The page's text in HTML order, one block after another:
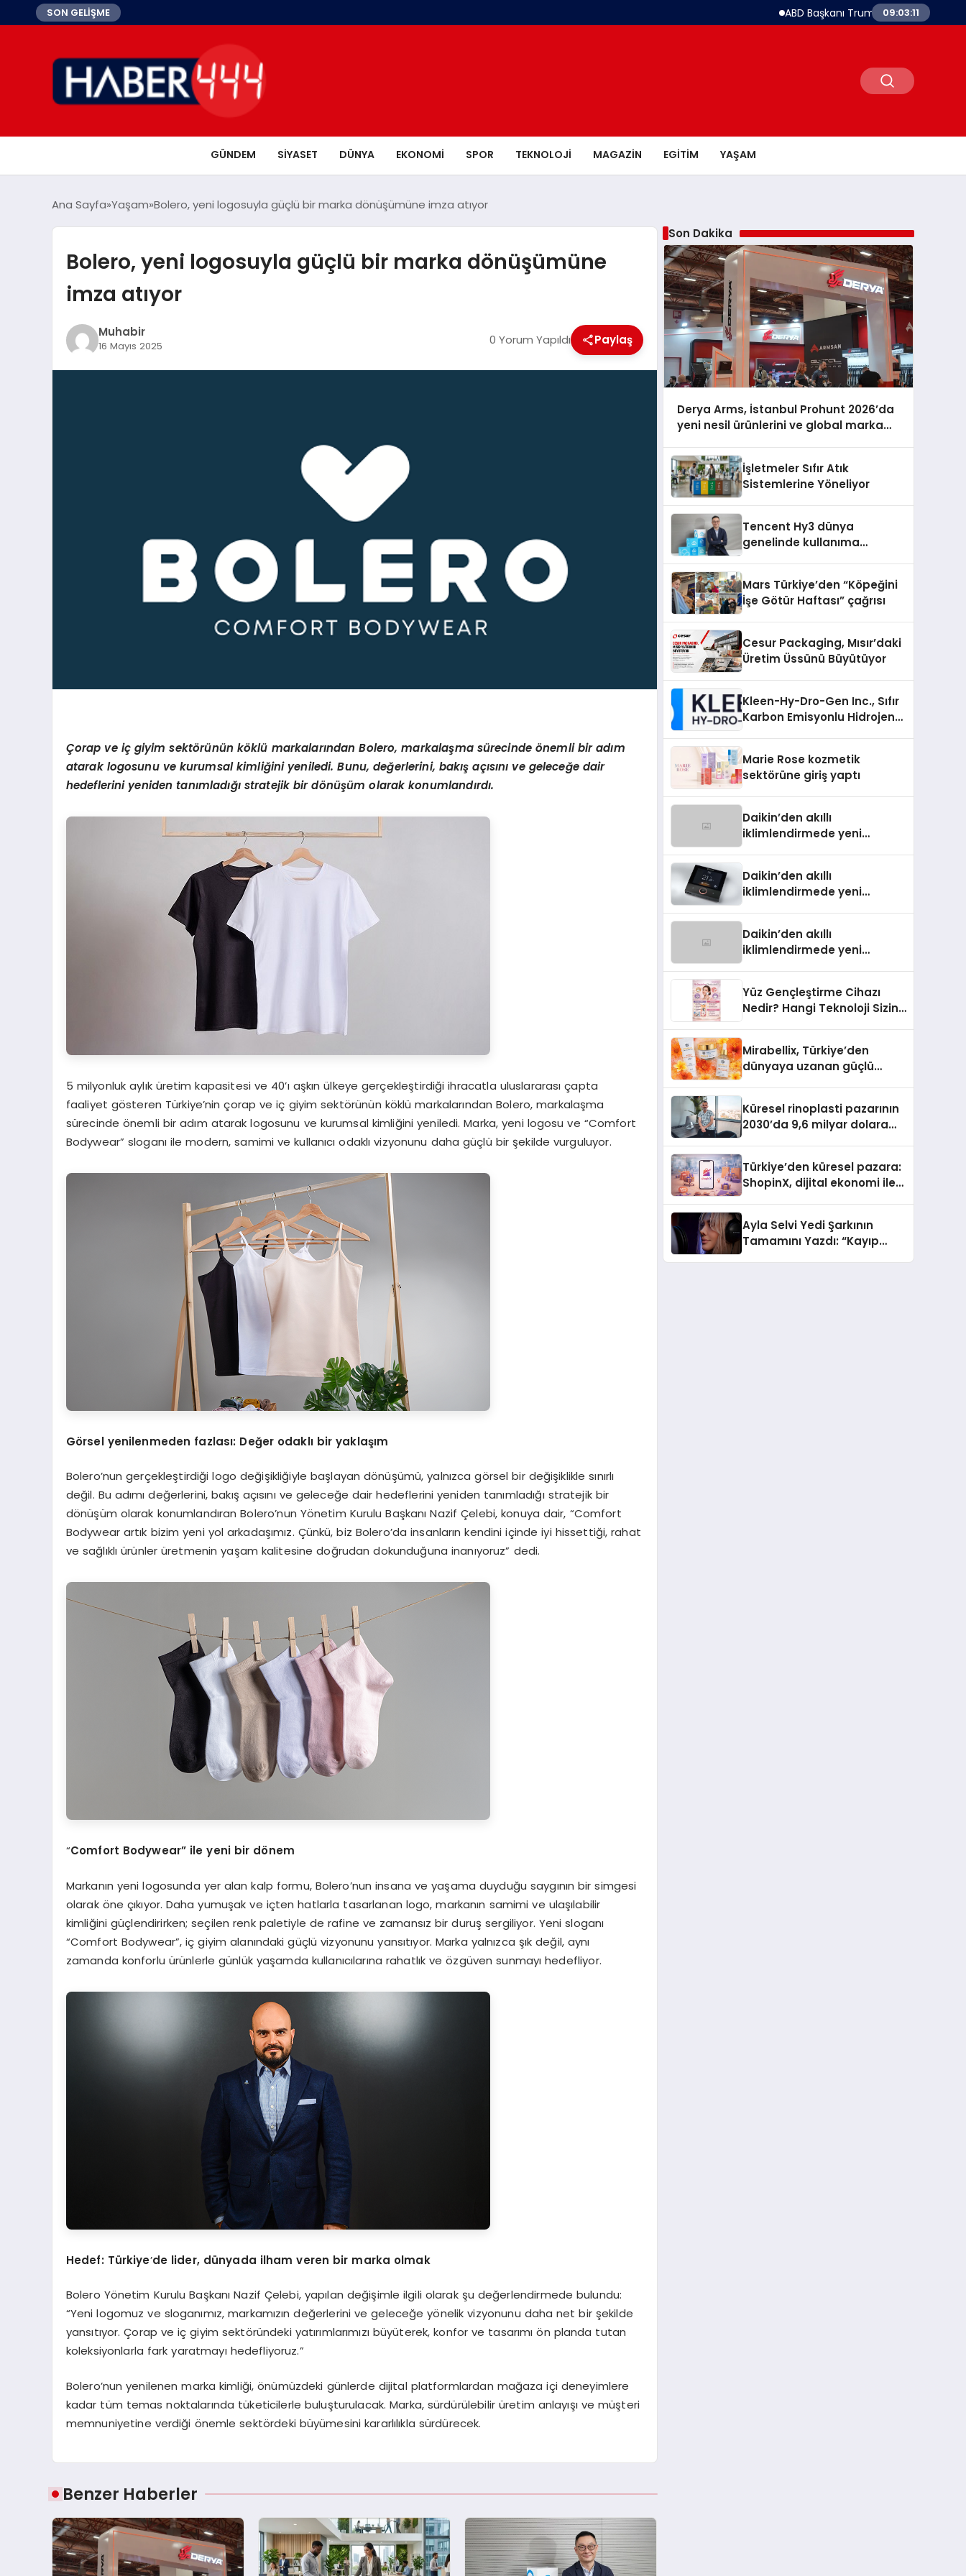
SON GELİŞME ABD Başkanı Trump: İran ile Hürmüz ve
09:03:13
GÜNDEM SIYASET DÜNYA EKONOMI SPOR TEKNOLOJI MAGAZIN EGITIM YAŞAM
Ana Sayfa Yaşam Bolero, yeni logosuyla güçlü bir marka dönüşümüne imza atıyor
Bolero, yeni logosuyla güçlü bir marka dönüşümüne
imza atıyor
Muhabir
16 Mayıs 2025 0 Yorum Yapıldı Paylaş
Çorap ve iç giyim sektörünün köklü markalarından Bolero, markalaşma sürecinde önemli bir adım
atarak logosunu ve kurumsal kimliğini yeniledi. Bunu, değerlerini, bakış açısını ve geleceğe dair
hedeflerini yeniden tanımladığı stratejik bir dönüşüm olarak konumlandırdı.
5 milyonluk aylık üretim kapasitesi ve 40’ı aşkın ülkeye gerçekleştirdiği ihracatla uluslararası çapta
faaliyet gösteren Türkiye’nin çorap ve iç giyim sektörünün köklü markalarından Bolero, markalaşma
sürecinde önemli bir adım atarak logosunu ve kurumsal kimliğini yeniledi. Marka, yeni logosu ve “Comfort
Bodywear” sloganı ile modern, samimi ve kullanıcı odaklı vizyonunu daha güçlü bir şekilde vurguluyor.
Görsel yenilenmeden fazlası: Değer odaklı bir yaklaşım
Bolero’nun gerçekleştirdiği logo değişikliğiyle başlayan dönüşümü, yalnızca görsel bir değişiklikle sınırlı
değil. Bu adımı değerlerini, bakış açısını ve geleceğe dair hedeflerini yeniden tanımladığı stratejik bir
dönüşüm olarak konumlandıran Bolero’nun Yönetim Kurulu Başkanı Nazif Çelebi, konuya dair, “Comfort
Bodywear artık bizim yeni yol arkadaşımız. Çünkü, biz Bolero’da insanların kendini içinde iyi hissettiği, rahat
ve sağlıklı ürünler üretmenin yaşam kalitesine doğrudan dokunduğuna inanıyoruz” dedi.
“Comfort Bodywear” ile yeni bir dönem
Markanın yeni logosunda yer alan kalp formu, Bolero’nun insana ve yaşama duyduğu saygının bir simgesi
olarak öne çıkıyor. Daha yumuşak ve içten hatlarla tasarlanan logo, markanın samimi ve ulaşılabilir
kimliğini güçlendirirken; seçilen renk paletiyle de rafine ve zamansız bir duruş sergiliyor. Yeni sloganı
“Comfort Bodywear”, iç giyim alanındaki güçlü vizyonunu yansıtıyor. Marka yalnızca şık değil, aynı
zamanda konforlu ürünlerle günlük yaşamda kullanıcılarına rahatlık ve özgüven sunmayı hedefliyor.
Hedef: Türkiye’de lider, dünyada ilhamveren bir marka olmak
Bolero Yönetim Kurulu Başkanı Nazif Çelebi, yapılan değişimle ilgili olarak şu değerlendirmede bulundu:
“Yeni logomuz ve sloganımız, markamızın değerlerini ve geleceğe yönelik vizyonunu daha net bir şekilde
yansıtıyor. Çorap ve iç giyim sektöründeki yatırımlarımızı büyüterek, konfor ve tasarımı ön planda tutan
koleksiyonlarla fark yaratmayı hedefliyoruz.”
Bolero’nun yenilenen marka kimliği, önümüzdeki günlerde dijital platformlardan mağaza içi deneyimlere
kadar tüm temas noktalarında tüketicilerle buluşturulacak. Marka, sürdürülebilir üretim anlayışı ve müşteri
memnuniyetine verdiği önemle sektördeki büyümesini kararlılıkla sürdürecek.
Benzer Haberler
Son Dakika
Derya Arms, İstanbul Prohunt 2026’da
yeni nesil ürünlerini ve global marka
İşletmeler Sıfır Atık
Sistemlerine Yöneliyor
Tencent Hy3 dünya
genelinde kullanıma
Mars Türkiye’den “Köpeğini
İşe Götür Haftası” çağrısı
Cesur Packaging, Mısır’daki
Üretim Üssünü Büyütüyor
Kleen-Hy-Dro-Gen Inc., Sıfır
Karbon Emisyonlu Hidrojen
Aldı
Marie Rose kozmetik
sektörüne giriş yaptı
Daikin’den akıllı
iklimlendirmede yeni
Daikin’den akıllı
iklimlendirmede yeni
Daikin’den akıllı
iklimlendirmede yeni
Yüz Gençleştirme Cihazı
Nedir? Hangi Teknoloji Sizin
Mirabellix, Türkiye’den
dünyaya uzanan güçlü
Küresel rinoplasti pazarının
2030’da 9,6 milyar dolara
Türkiye’den küresel pazara:
ShopinX, dijital ekonomi ile
Ayla Selvi Yedi Şarkının
Tamamını Yazdı: “Kayıp